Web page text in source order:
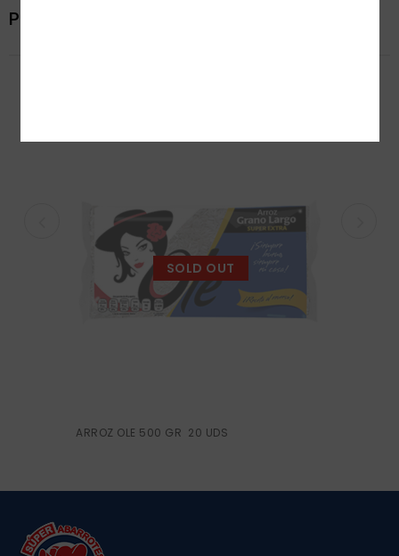
Productos relacionados
SOLD OUT
ARROZ OLE 500 GR 20 UDS